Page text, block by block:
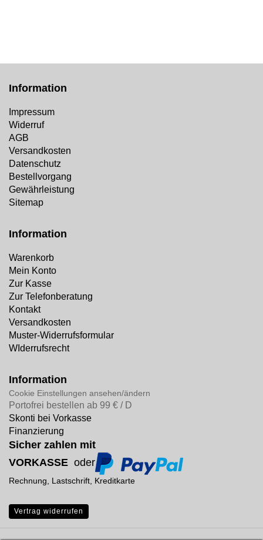
Information
Impressum
Widerruf
AGB
Versandkosten
Datenschutz
Bestellvorgang
Gewährleistung
Sitemap
Information
Warenkorb
Mein Konto
Zur Kasse
Zur Telefonberatung
Kontakt
Versandkosten
Muster-Widerrufsformular
WIderrufsrecht
Information
Cookie Einstellungen ansehen/ändern
Portofrei bestellen ab 99 € / D
Skonti bei Vorkasse
Finanzierung
Sicher zahlen mit
VORKASSE oder
Rechnung, Lastschrift, Kreditkarte
Vertrag widerrufen